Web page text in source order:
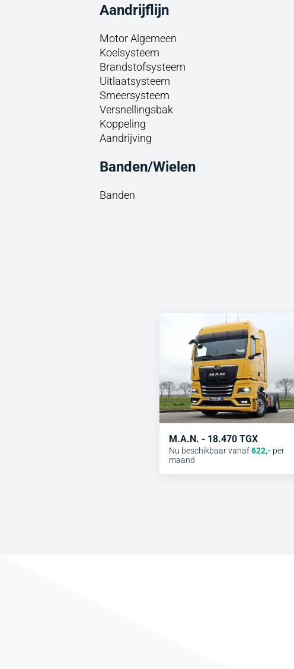
Aandrijflijn
Motor Algemeen
Koelsysteem
Brandstofsysteem
Uitlaatsysteem
Smeersysteem
Versnellingsbak
Koppeling
Aandrijving
Banden/Wielen
Banden
M.A.N. - 18.470 TGX
Nu beschikbaar vanaf 622,- per
maand